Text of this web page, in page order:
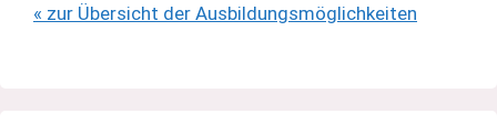
« zur Übersicht der Ausbildungsmöglichkeiten